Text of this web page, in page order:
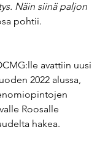
Näin siinä paljon
pohtii.
avattiin uusi
2022 alussa,
Roosalle
hakea.